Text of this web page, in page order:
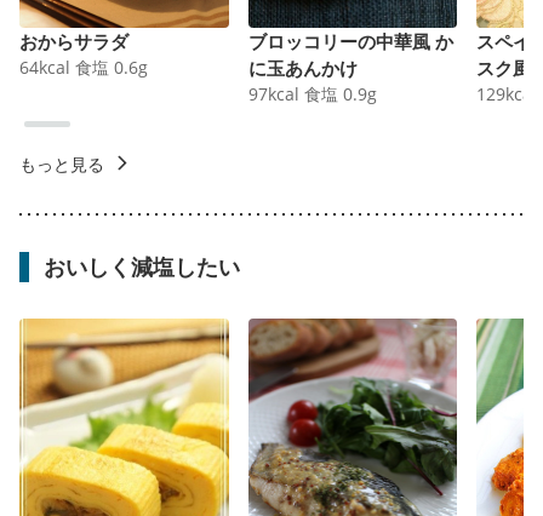
おからサラダ
64kcal 食塩 0.6g
ブロッコリーの中華風 か
に玉あんかけ
97kcal 食塩 0.9g
スペイ
スク風
129kcal
もっと見る
おいしく減塩したい